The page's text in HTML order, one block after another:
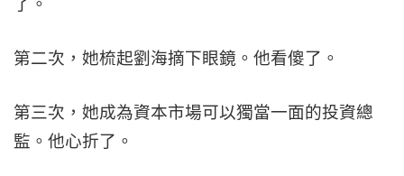
第二次，她梳起劉海摘下眼鏡。他看傻了。
第三次，她成為資本市場可以獨當一面的投資總
監。他心折了。